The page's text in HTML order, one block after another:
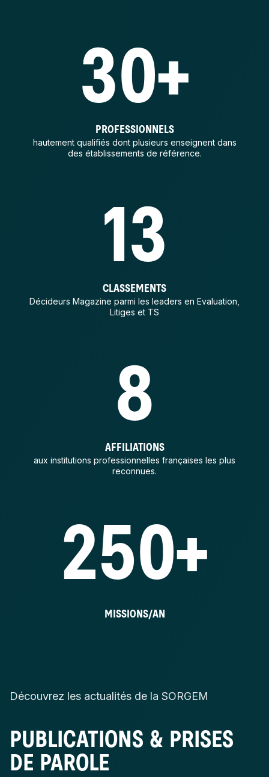
30+
PROFESSIONNELS
hautement qualifiés dont plusieurs enseignent dans
des établissements de référence.
13
CLASSEMENTS
Décideurs Magazine parmi les leaders en Evaluation,
Litiges et TS
8
AFFILIATIONS
aux institutions professionnelles françaises les plus
reconnues.
250+
MISSIONS/AN
Découvrez les actualités de la SORGEM
PUBLICATIONS & PRISES
DE PAROLE